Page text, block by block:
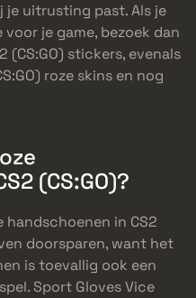
uitrusting past. Als je
je game, bezoek dan
(CS:GO) stickers, evenals
roze skins en nog
(CS:GO)?
handschoenen in CS2
doorsparen, want het
is toevallig ook een
Sport Gloves Vice